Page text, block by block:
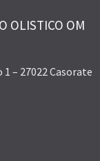
OLISTICO OM
– 27022 Casorate